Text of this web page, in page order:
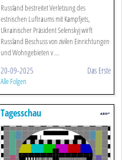
Russland bestreitet Verletzung des
estnischen Luftraums mit Kampfjets,
Ukrainischer Präsident Selenskyj wirft
Russland Beschuss von zivilen Einrichtungen
und Wohngebieten v ...
20-09-2025 Das Erste
Alle Folgen
Tagesschau